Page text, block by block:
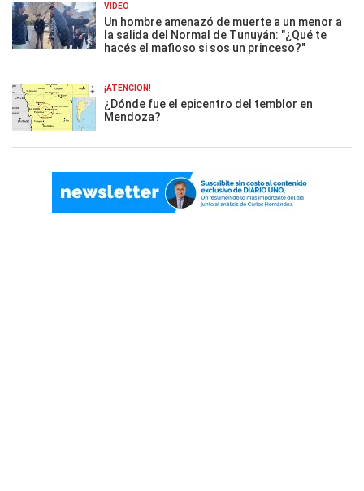
VIDEO
Un hombre amenazó de muerte a un menor a
la salida del Normal de Tunuyán: "¿Qué te
hacés el mafioso si sos un princeso?"
¡ATENCIÓN!
¿Dónde fue el epicentro del temblor en
Mendoza?